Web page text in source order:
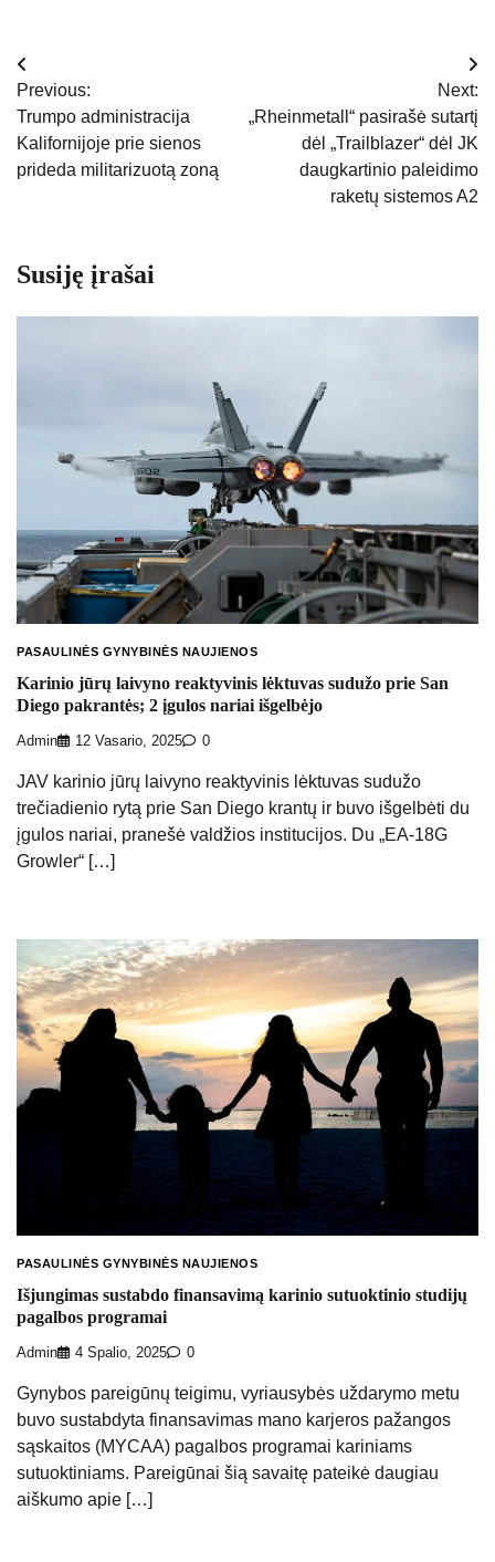
Navigacija
tarp
įrašų
Previous:
Trumpo administracija
Kalifornijoje prie sienos
prideda militarizuotą zoną
Next:
„Rheinmetall“ pasirašė sutartį
dėl „Trailblazer“ dėl JK
daugkartinio paleidimo
raketų sistemos A2
Susiję įrašai
PASAULINĖS GYNYBINĖS NAUJIENOS
Karinio jūrų laivyno reaktyvinis lėktuvas sudužo prie San
Diego pakrantės; 2 įgulos nariai išgelbėjo
Admin 12 Vasario, 2025 0
JAV karinio jūrų laivyno reaktyvinis lėktuvas sudužo
trečiadienio rytą prie San Diego krantų ir buvo išgelbėti du
įgulos nariai, pranešė valdžios institucijos. Du „EA-18G
Growler“ […]
PASAULINĖS GYNYBINĖS NAUJIENOS
Išjungimas sustabdo finansavimą karinio sutuoktinio studijų
pagalbos programai
Admin 4 Spalio, 2025 0
Gynybos pareigūnų teigimu, vyriausybės uždarymo metu
buvo sustabdyta finansavimas mano karjeros pažangos
sąskaitos (MYCAA) pagalbos programai kariniams
sutuoktiniams. Pareigūnai šią savaitę pateikė daugiau
aiškumo apie […]